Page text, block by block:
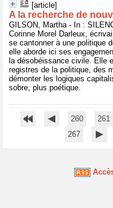
[article]
A la recherche de
GILSON, Martha - In :
Corinne Morel Darleux,
se cantonner à une politique
elle aborde ici ses
la désobéissance civile. Elle
registres de la politique, des
démonter les logiques
sobre, plus poétique.
260 261
267